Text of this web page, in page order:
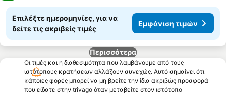
Επιλέξτε ημερομηνίες, για να
δείτε τις ακριβείς τιμές
Εμφάνιση τιμών
Περισσότερα
Οι τιμές και η διαθεσιμότητα που λαμβάνουμε από τους
ιστότοπους κρατήσεων αλλάζουν συνεχώς. Αυτό σημαίνει ότι
κάποιες φορές μπορεί να μη βρείτε την ίδια ακριβώς προσφορά
που είδατε στην trivago όταν μεταβείτε στον ιστότοπο